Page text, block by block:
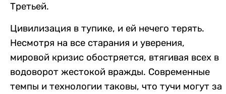
Третьей.
Цивилизация в тупике, и ей нечего терять.
Несмотря на все старания и уверения,
мировой кризис обостряется, втягивая всех в
водоворот жестокой вражды. Современные
темпы и технологии таковы, что тучи могут за